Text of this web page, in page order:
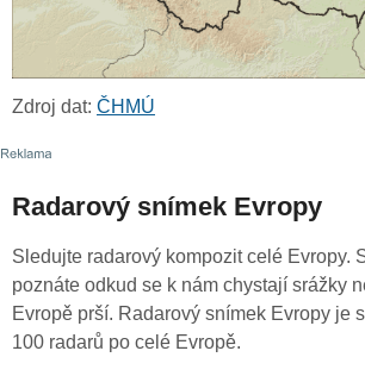
Zdroj dat: ČHMÚ
Radarový snímek Evropy
Sledujte radarový kompozit celé Evropy.
poznáte odkud se k nám chystají srážky
Evropě prší. Radarový snímek Evropy je
100 radarů po celé Evropě.